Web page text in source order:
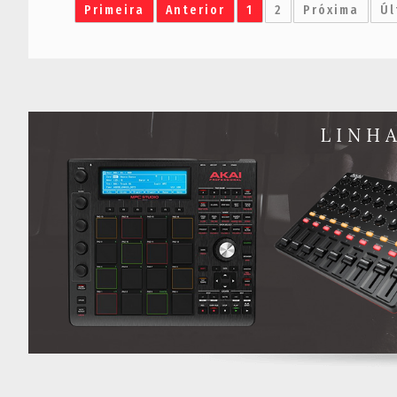
Primeira Anterior 1 2 Próxima